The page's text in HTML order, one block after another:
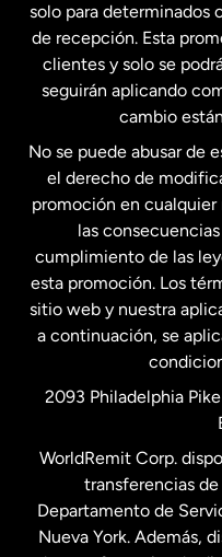
Estados
Estados
Francia
Malasia
Nueva
Países Bajos
Suecia
solo para determinados
de recepción. Esta
clientes y solo se
seguirán aplicando
cambio
No se puede abusar de
el derecho de
promoción en cualquier
las
cumplimiento de las
esta promoción. Los
sitio web y nuestra
a continuación, se
2093 Philadelphia
WorldRemit Corp.
transferencias
Departamento de
Nueva York. Además,